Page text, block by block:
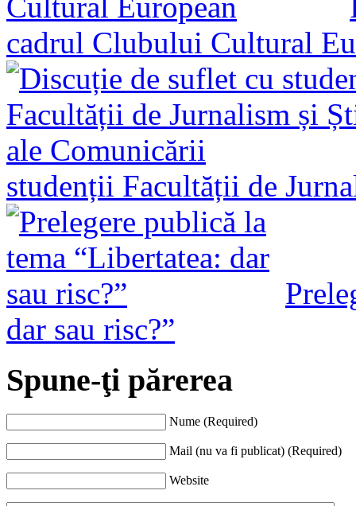
cadrul Clubului Cultural
studenții Facultății de
dar sau risc?”
Spune-ţi părerea
Nume (Required)
Mail (nu va fi publicat) (Required)
Website